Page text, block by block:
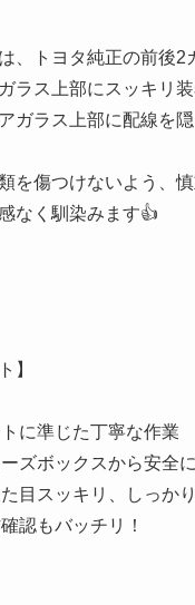
、トヨタ純正の前後2
ラス上部にスッキリ
ガラス上部に配線を
を傷つけないよう、
なく馴染みます👍
】
に準じた丁寧な作業
ズボックスから安全に
目スッキリ、しっか
認もバッチリ！